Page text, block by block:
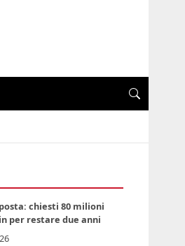
chiesti 80 milioni
per restare due anni